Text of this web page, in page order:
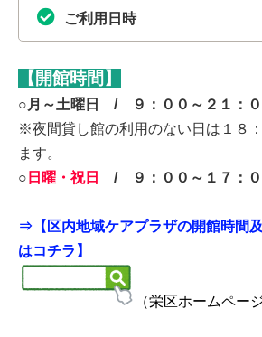
ご利用日時
【開館時間】
○月～土曜日 / ９：００～２１：０
※夜間貸し館の利用のない日は１８
ます。
○ 日曜・祝日 / ９：００～１７：０
⇒ 【区内地域ケアプラザの開館時間
はコチラ】
（栄区ホームページ